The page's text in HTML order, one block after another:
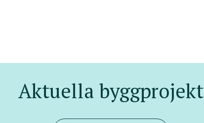
Aktuella byggprojekt